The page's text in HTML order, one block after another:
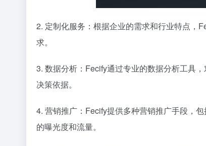
2. 定制化服务：根据企业的需求和行业特点，
求。
3. 数据分析：Fecify通过专业的数据分析工具
决策依据。
4. 营销推广：Fecify提供多种营销推广手段，
的曝光度和流量。